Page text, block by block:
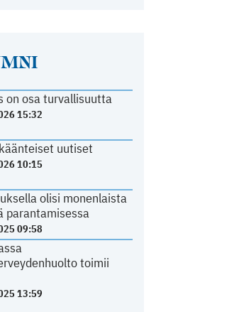
on osa turvallisuutta
15:32
uutiset
10:15
olisi monenlaista
parantamisessa
09:58
toimii
13:59